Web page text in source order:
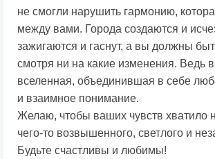
не смогли нарушить гармонию,
между вами. Города создаются и
зажигаются и гаснут, а вы должны
смотря ни на какие изменения. Ведь
вселенная, объединившая в себе
и взаимное понимание.
Желаю, чтобы ваших чувств хватило
чего-то возвышенного, светлого и
Будьте счастливы и любимы!